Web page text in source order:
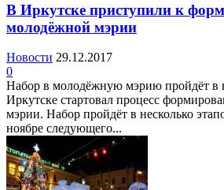
В Иркутске приступили к
молодёжной мэрии
Новости 29.12.2017
0
Набор в молодёжную мэрию пройдёт в
Иркутске стартовал процесс
мэрии. Набор пройдёт в несколько
ноябре следующего...